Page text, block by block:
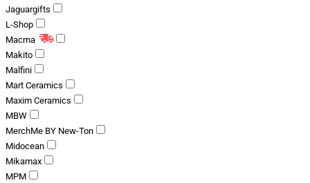
Jaguargifts
L-Shop
Macma
Makito
Malfini
Mart Ceramics
Maxim Ceramics
MBW
MerchMe BY New-Ton
Midocean
Mikamax
MPM